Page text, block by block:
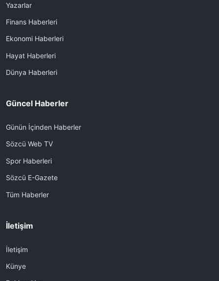
Yazarlar
Finans Haberleri
Ekonomi Haberleri
Hayat Haberleri
Dünya Haberleri
Güncel Haberler
Günün İçinden Haberler
Sözcü Web TV
Spor Haberleri
Sözcü E-Gazete
Tüm Haberler
İletişim
İletişim
Künye